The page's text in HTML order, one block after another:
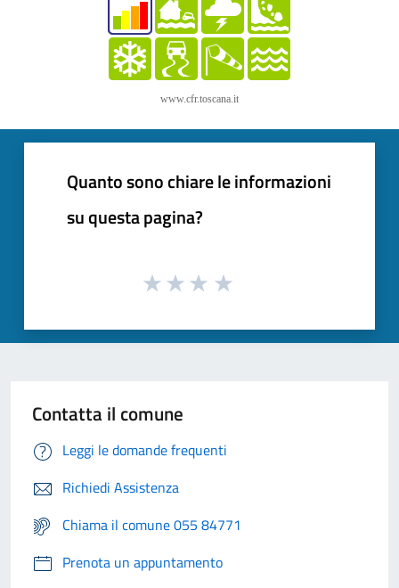
www.cfr.toscana.it
Quanto sono chiare le informazioni
su questa pagina?
Contatta il comune
Leggi le domande frequenti
Richiedi Assistenza
Chiama il comune 055 84771
Prenota un appuntamento